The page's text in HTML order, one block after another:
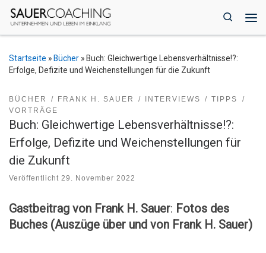
Zum Inhalt springen
Search
Startseite » Bücher » Buch: Gleichwertige Lebensverhältnisse!?:
Erfolge, Defizite und Weichenstellungen für die Zukunft
BÜCHER FRANK H. SAUER INTERVIEWS
TIPPS
VORTRÄGE
Buch: Gleichwertige Lebensverhältnisse!?:
Erfolge, Defizite und Weichenstellungen für
die Zukunft
Veröffentlicht 29. November 2022
Gastbeitrag von Frank H. Sauer: Fotos des
Buches (Auszüge über und von Frank H. Sauer)